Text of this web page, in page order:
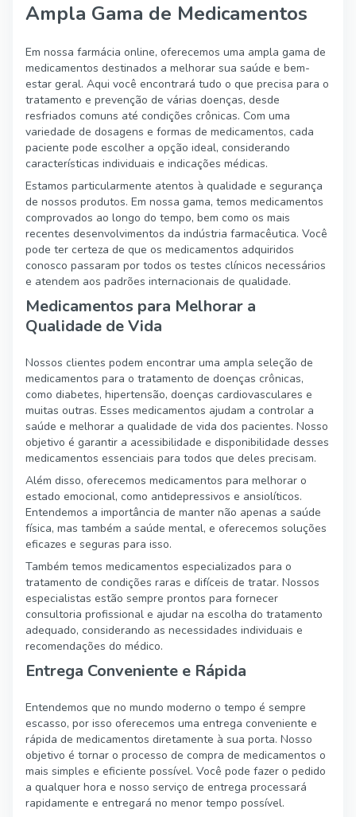
Ampla Gama de Medicamentos
Em nossa farmácia online, oferecemos uma ampla gama de
medicamentos destinados a melhorar sua saúde e bem-
estar geral. Aqui você encontrará tudo o que precisa para o
tratamento e prevenção de várias doenças, desde
resfriados comuns até condições crônicas. Com uma
variedade de dosagens e formas de medicamentos, cada
paciente pode escolher a opção ideal, considerando
características individuais e indicações médicas.
Estamos particularmente atentos à qualidade e segurança
de nossos produtos. Em nossa gama, temos medicamentos
comprovados ao longo do tempo, bem como os mais
recentes desenvolvimentos da indústria farmacêutica. Você
pode ter certeza de que os medicamentos adquiridos
conosco passaram por todos os testes clínicos necessários
e atendem aos padrões internacionais de qualidade.
Medicamentos para Melhorar a
Qualidade de Vida
Nossos clientes podem encontrar uma ampla seleção de
medicamentos para o tratamento de doenças crônicas,
como diabetes, hipertensão, doenças cardiovasculares e
muitas outras. Esses medicamentos ajudam a controlar a
saúde e melhorar a qualidade de vida dos pacientes. Nosso
objetivo é garantir a acessibilidade e disponibilidade desses
medicamentos essenciais para todos que deles precisam.
Além disso, oferecemos medicamentos para melhorar o
estado emocional, como antidepressivos e ansiolíticos.
Entendemos a importância de manter não apenas a saúde
física, mas também a saúde mental, e oferecemos soluções
eficazes e seguras para isso.
Também temos medicamentos especializados para o
tratamento de condições raras e difíceis de tratar. Nossos
especialistas estão sempre prontos para fornecer
consultoria profissional e ajudar na escolha do tratamento
adequado, considerando as necessidades individuais e
recomendações do médico.
Entrega Conveniente e Rápida
Entendemos que no mundo moderno o tempo é sempre
escasso, por isso oferecemos uma entrega conveniente e
rápida de medicamentos diretamente à sua porta. Nosso
objetivo é tornar o processo de compra de medicamentos o
mais simples e eficiente possível. Você pode fazer o pedido
a qualquer hora e nosso serviço de entrega processará
rapidamente e entregará no menor tempo possível.